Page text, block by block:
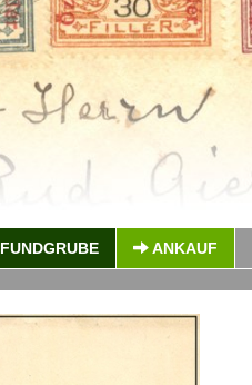
FUNDGRUBE ANKAUF